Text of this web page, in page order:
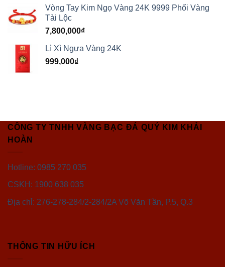
Vòng Tay Kim Ngọ Vàng 24K 9999 Phối Vàng
Tài Lộc
7,800,000₫
Lì Xì Ngựa Vàng 24K
999,000₫
CÔNG TY TNHH VÀNG BẠC ĐÁ QUÝ KIM KHẢI
HOÀN
Hotline: 0985 270 035
CSKH: 1900 638 035
Địa chỉ: 276-278-284/2-284/2A Võ Văn Tần, P.5, Q.3
THÔNG TIN HỮU ÍCH